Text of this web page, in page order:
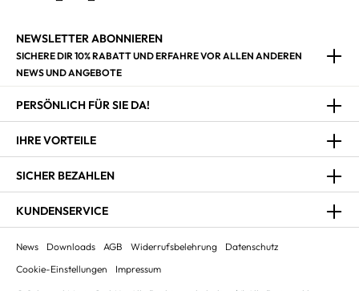
NEWSLETTER ABONNIEREN
SICHERE DIR 10% RABATT UND ERFAHRE VOR ALLEN ANDEREN
NEWS UND ANGEBOTE
PERSÖNLICH FÜR SIE DA!
IHRE VORTEILE
SICHER BEZAHLEN
KUNDENSERVICE
News Downloads AGB Widerrufsbelehrung
Datenschutz
Cookie-Einstellungen
Impressum